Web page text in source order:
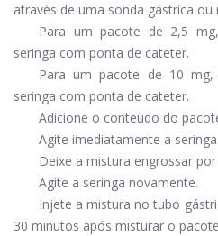
através de uma sonda gástrica ou
Para um pacote de 2,5
seringa com ponta de cateter.
Para um pacote de 10
seringa com ponta de cateter.
Adicione o conteúdo do
Agite imediatamente a seringa.
Deixe a mistura engrossar
Agite a seringa novamente.
Injete a mistura no tubo
30 minutos após misturar o